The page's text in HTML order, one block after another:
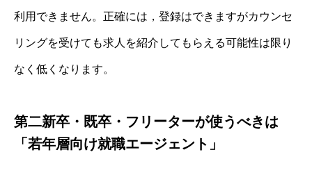
利用できません。正確には，登録はできますがカウンセ
リングを受けても求人を紹介してもらえる可能性は限り
なく低くなります。
第二新卒・既卒・フリーターが使うべきは
「若年層向け就職エージェント」